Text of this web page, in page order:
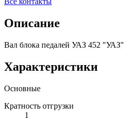
Описание
Вал блока педалей УАЗ 452 "УАЗ"
Характеристики
Основные
Кратность отгрузки
1